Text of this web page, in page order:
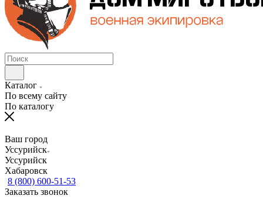
Каталог
По всему сайту
По каталогу
Ваш город
Уссурийск
Уссурийск
Хабаровск
8 (800) 600-51-53
Заказать звонок